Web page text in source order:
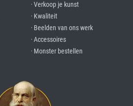
· Verkoop je kunst
· Kwaliteit
· Beelden van ons werk
· Accessoires
· Monster bestellen